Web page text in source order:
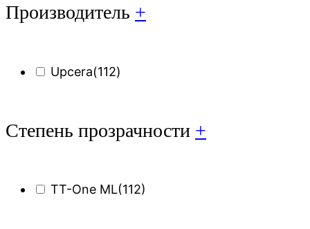
Производитель +
Upcera(112)
Степень прозрачности +
TT-One ML(112)